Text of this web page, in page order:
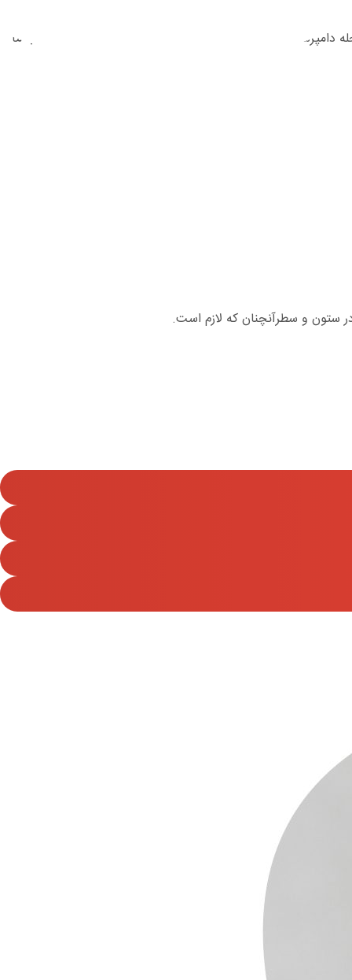
تماس با ما دامپزشکی
ستون و سطرآنچنان که لازم است.